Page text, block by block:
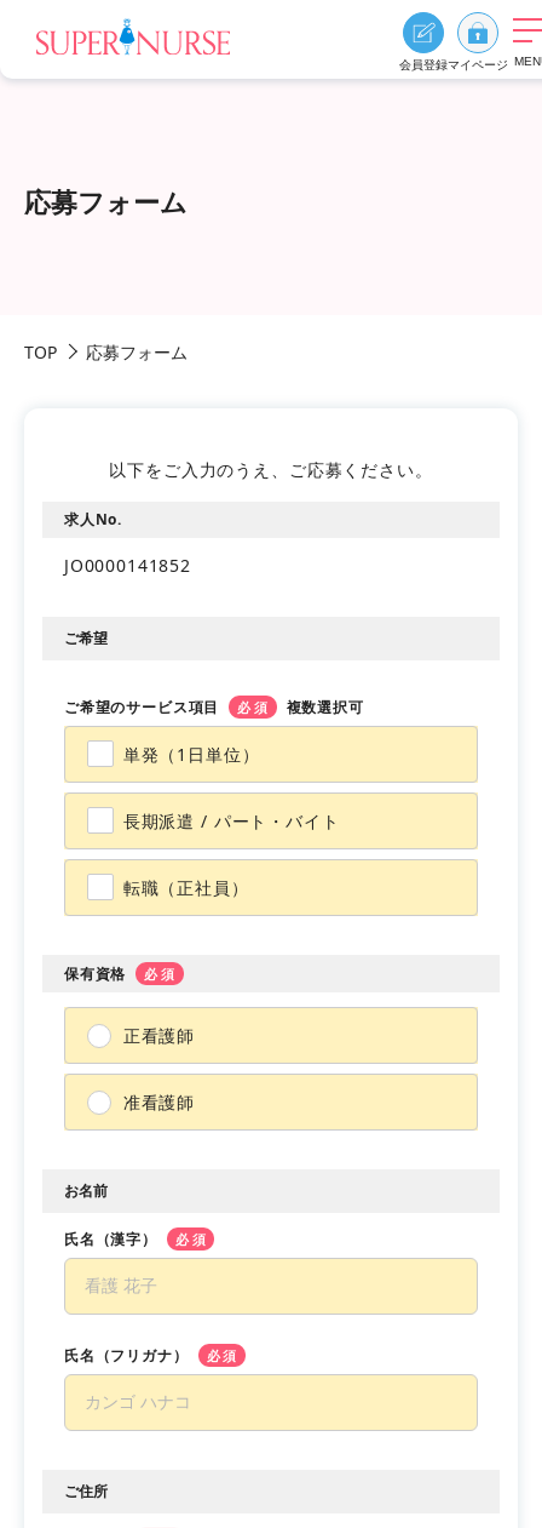
会員登録マイページ
おすすめ特集
お役立ち情報
応募フォーム
TOP 応募フォーム
以下をご入力のうえ、ご応募ください。
求人No.
JO0000141852
ご希望
ご希望のサービス項目 必須 複数選択可
単発（1日単位）
長期派遣 / パート・バイト
転職（正社員）
保有資格 必須
正看護師
准看護師
お名前
氏名（漢字） 必須
氏名（フリガナ） 必須
ご住所